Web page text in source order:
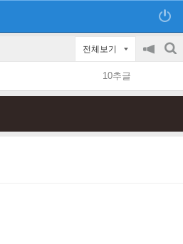
전체보기
공
on/off
검
10추글